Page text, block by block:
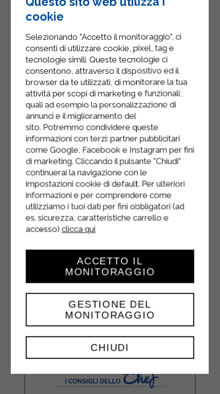
Coprire la pirofila con dell’alluminio e
cuocere in forno ventilato a 180° per
45 minuti circa.
Togliere dal forno, versare il
parmigiano grattugiato a pioggia e
rimettere in forno fino a quando non
si sarà formata una crosticina in
superficie (circa 5 minuti).
Prima di servire lasciar assestare per
un paio di minuti.
cookie
Selezionando "Accetto il monitoraggio", ci
consenti di utilizzare cookie, pixel, tag e
tecnologie simili. Queste tecnologie ci
consentono, attraverso il dispositivo ed il
browser da te utilizzati, di monitorare la tua
attività per scopi di marketing e funzionali,
quali ad esempio la personalizzazione di
annunci e il miglioramento del
sito. Potremmo condividere queste
informazioni con terzi: partner pubblicitari
come Google, Facebook e Instagram per fini
di marketing. Cliccando il pulsante "Chiudi"
continuerai la navigazione con le
impostazioni cookie di default. Per ulteriori
informazioni e per comprendere come
utilizziamo i tuoi dati per fini obbligatori (ad
es. sicurezza, caratteristiche carrello e
accesso) clicca qui
CHIUDI
GESTIONE DEL
MONITORAGGIO
ACCETTO IL
MONITORAGGIO